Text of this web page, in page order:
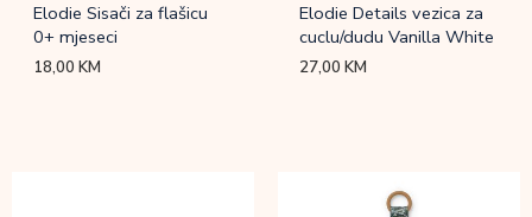
Elodie Sisači za flašicu
0+ mjeseci
18,00KM
Elodie Details vezica za
cuclu/dudu Vanilla White
27,00KM